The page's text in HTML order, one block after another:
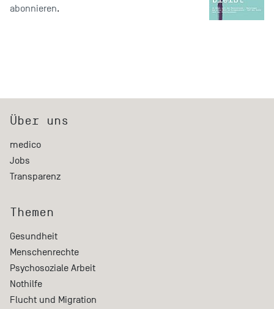
abonnieren.
Über uns
medico
Jobs
Transparenz
Themen
Gesundheit
Menschenrechte
Psychosoziale Arbeit
Nothilfe
Flucht und Migration